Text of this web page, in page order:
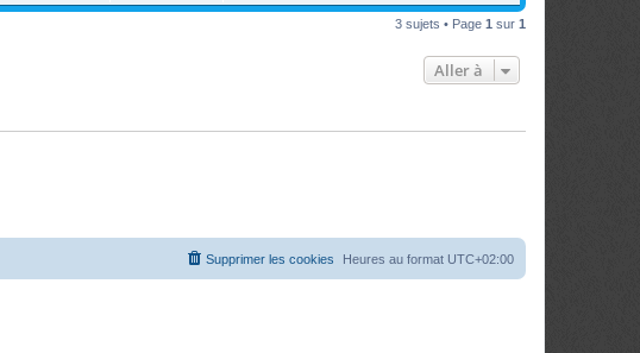
3 sujets • Page 1 sur 1
Aller à
Heures au format UTC+02:00
Supprimer les cookies